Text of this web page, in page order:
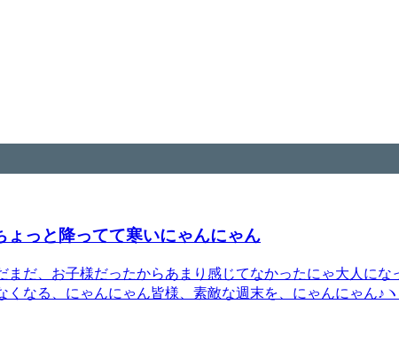
っと降ってて寒いにゃんにゃん
だ、お子様だったからあまり感じてなかったにゃ大人にな
なる、にゃんにゃん皆様、素敵な週末を、にゃんにゃん♪ヽ